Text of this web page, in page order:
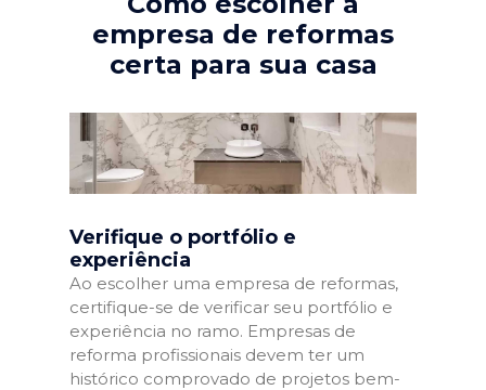
empresa de reformas
certa para sua casa
Verifique o portfólio e
experiência
Ao escolher uma empresa de reformas,
certifique-se de verificar seu portfólio e
experiência no ramo. Empresas de
reforma profissionais devem ter um
histórico comprovado de projetos bem-